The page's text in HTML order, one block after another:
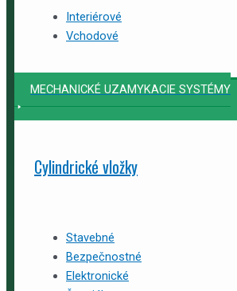
Interiérové
Vchodové
MECHANICKÉ UZAMYKACIE SYSTÉMY
Cylindrické vložky
Stavebné
Bezpečnostné
Elektronické